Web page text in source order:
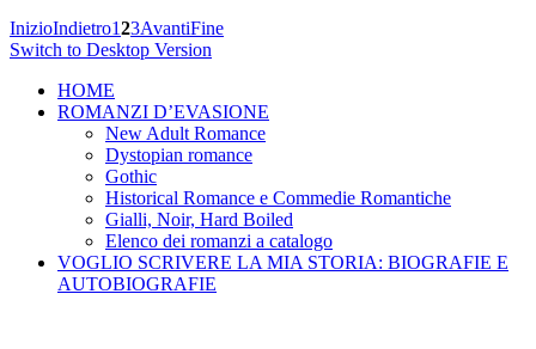
InizioIndietro123AvantiFine
Switch to Desktop Version
HOME
ROMANZI D’EVASIONE
New Adult Romance
Dystopian romance
Gothic
Historical Romance e Commedie Romantiche
Gialli, Noir, Hard Boiled
Elenco dei romanzi a catalogo
VOGLIO SCRIVERE LA MIA STORIA: BIOGRAFIE E
AUTOBIOGRAFIE